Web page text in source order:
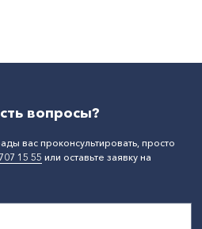
вопросы?
вас проконсультировать, просто
15 55 или оставьте заявку на